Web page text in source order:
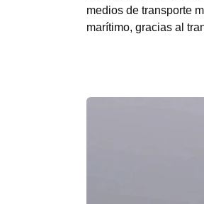
medios de transporte
marítimo, gracias al